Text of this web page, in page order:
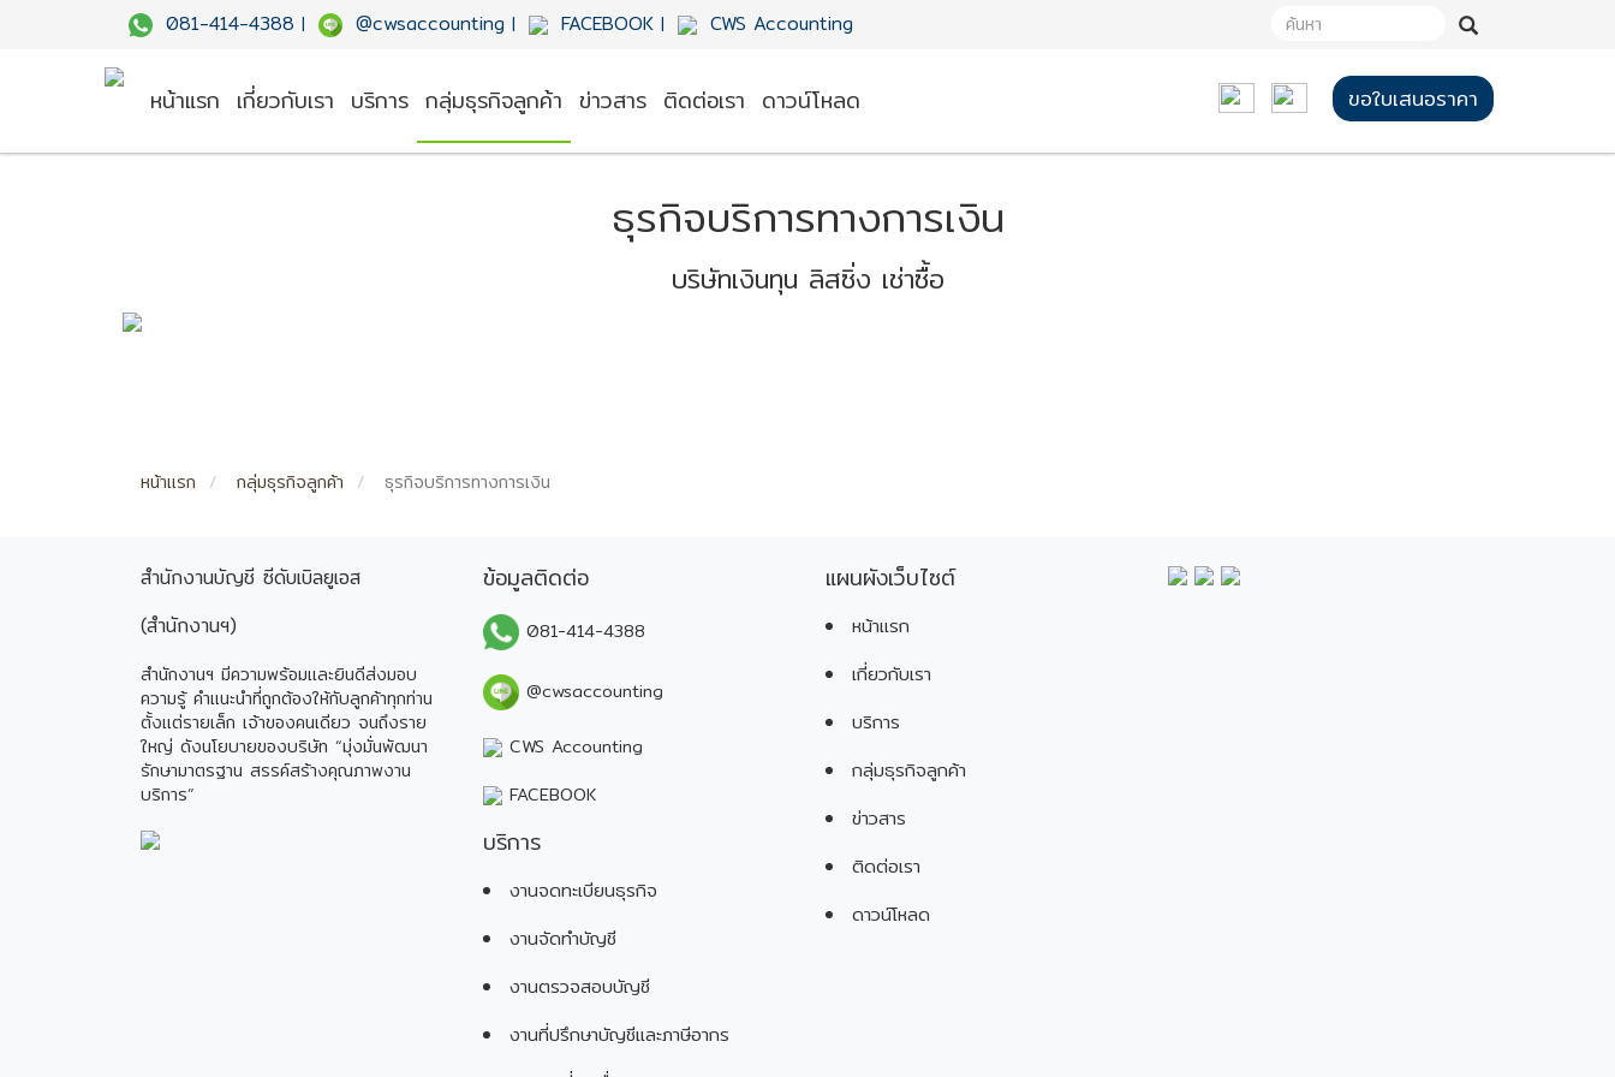
081-414-4388 | @cwsaccounting | FACEBOOK | CWS Accounting
หน้าแรก เกี่ยวกับเรา บริการ กลุ่มธุรกิจลูกค้า ข่าวสาร ติดต่อเรา ดาวน์โหลด ขอใบเสนอราคา
ธุรกิจบริการทางการเงิน
บริษัทเงินทุน ลิสซิ่ง เช่าซื้อ
หน้าแรก กลุ่มธุรกิจลูกค้า ธุรกิจบริการทางการเงิน
สำนักงานบัญชี ซีดับเบิลยูเอส
(สำนักงานฯ)
สำนักงานฯ มีความพร้อมและยินดีส่งมอบ
ความรู้ คำแนะนำที่ถูกต้องให้กับลูกค้าทุกท่าน
ตั้งแต่รายเล็ก เจ้าของคนเดียว จนถึงราย
ใหญ่ ดังนโยบายของบริษัท “มุ่งมั่นพัฒนา
รักษามาตรฐาน สรรค์สร้างคุณภาพงาน
บริการ”
ข้อมูลติดต่อ
081-414-4388
@cwsaccounting
CWS Accounting
FACEBOOK
บริการ
งานจดทะเบียนธุรกิจ
งานจัดทำบัญชี
งานตรวจสอบบัญชี
งานที่ปรึกษาบัญชีและภาษีอากร
แผนผังเว็บไซต์
หน้าแรก
เกี่ยวกับเรา
บริการ
กลุ่มธุรกิจลูกค้า
ข่าวสาร
ติดต่อเรา
ดาวน์โหลด